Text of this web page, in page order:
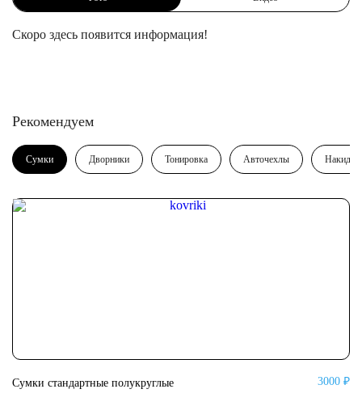
Скоро здесь появится информация!
Рекомендуем
Сумки Дворники Тонировка Авточехлы Накидки
Сумки стандартные полукруглые 3000 ₽